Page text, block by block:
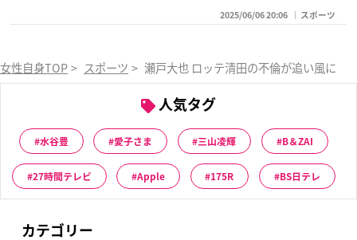
2025/06/06 20:06 スポーツ
女性自身TOP > スポーツ > 瀬戸大也 ロッテ清田の不倫が追い風に？
人気タグ
水谷豊 愛子さま 三山凌輝 B＆ZAI
27時間テレビ Apple 175R BS日テレ
カテゴリー